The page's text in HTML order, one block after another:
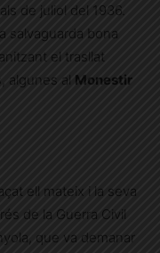
de juliol del 1936.
salvaguarda bona
el trasllat
algunes al Monestir
ell mateix i la seva
de la Guerra Civil
que va demanar